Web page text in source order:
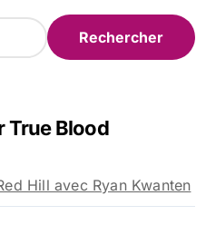
True Blood
Hill avec Ryan Kwanten